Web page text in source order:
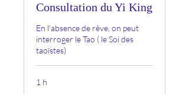
Consultation du Yi King
En l'absence de rêve, on peut
interroger le Tao ( le Soi des
taoïstes)
1 h